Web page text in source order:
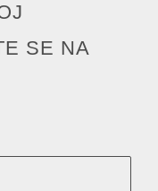
SE NA